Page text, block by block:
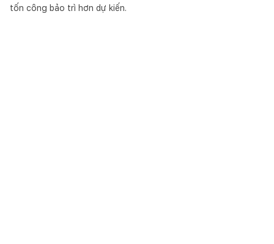
tốn công bảo trì hơn dự kiến.